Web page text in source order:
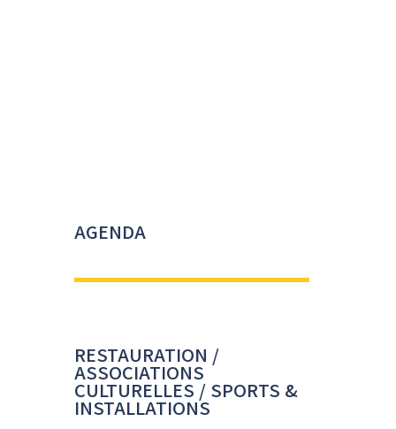
AGENDA
RESTAURATION /
ASSOCIATIONS
CULTURELLES / SPORTS &
INSTALLATIONS